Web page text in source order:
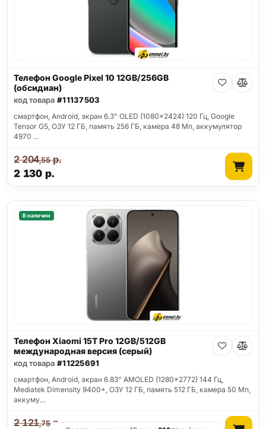
Телефон Google Pixel 10 12GB/256GB
(обсидиан)
код товара #11137503
смартфон, Android, экран 6.3" OLED (1080x2424) 120 Гц, Google
Tensor G5, ОЗУ 12 ГБ, память 256 ГБ, камера 48 Мп, аккумулятор
4970 …
2 130 р.
2 204,55р.
В наличии
Телефон Xiaomi 15T Pro 12GB/512GB
международная версия (серый)
код товара #11225691
смартфон, Android, экран 6.83" AMOLED (1280x2772) 144 Гц,
Mediatek Dimensity 9400+, ОЗУ 12 ГБ, память 512 ГБ, камера 50 Мп,
аккуму…
2 121,75р.